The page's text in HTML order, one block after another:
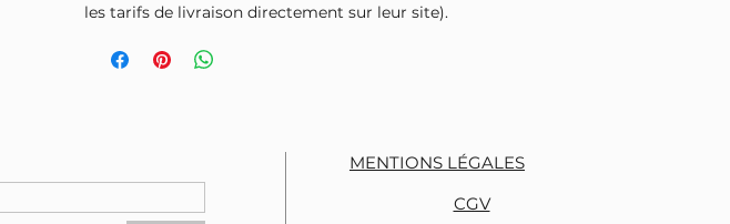
les tarifs de livraison directement sur leur site).
MENTIONS LÉGALES
CGV